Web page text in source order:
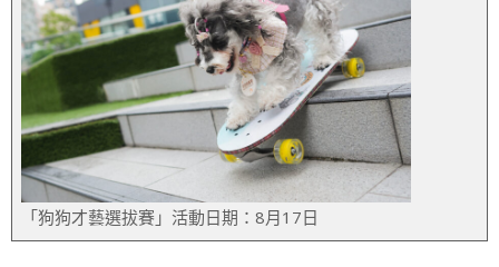
「狗狗才藝選拔賽」活動日期：8月17日